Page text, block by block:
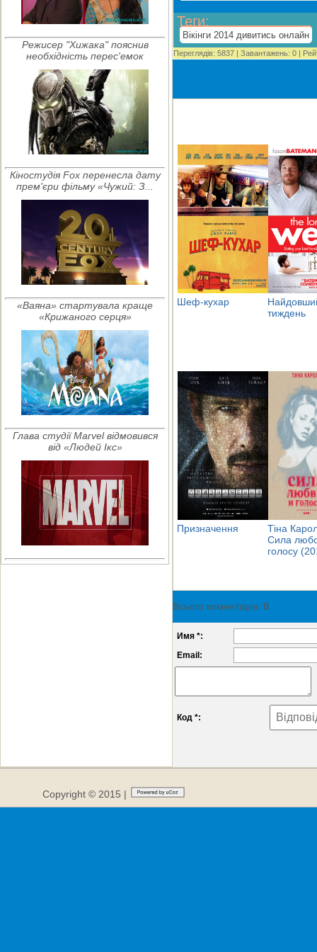
Режисер "Хижака" пояснив
необхідність перес'емок
Кіностудія Fox перенесла дату
прем'єри фільму «Чужий: З...
«Ваяна» стартувала краще
«Крижаного серця»
Глава студії Marvel відмовився
від «Людей Ікс»
Теги:
Вікінги 2014 дивитись онлайн
Переглядів: 5837 | Завантажень: 0 |
Шеф-кухар
тиждень
Призначення
Тіна
Сила
голосу
Всього коментарів: 0
Имя *:
Email:
Код *:
Copyright © 2015 |